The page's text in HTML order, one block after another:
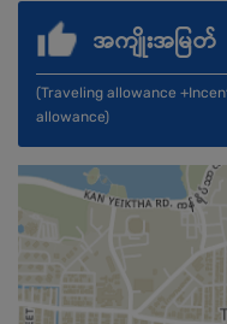
အကျိုးအမြတ်
(Traveling allowance
allowance)